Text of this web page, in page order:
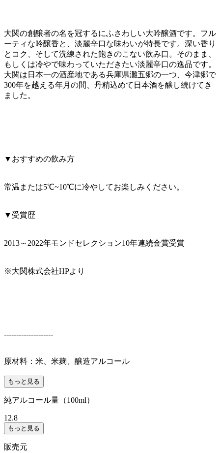
大関の創醸者の名を冠するにふさわしい大吟醸酒です。フル
ーティな吟醸香と、淡麗辛口な味わいが特長です。深い香り
とコク、そして洗練された飽きのこない飲み口。そのまま、
もしくは冷やで味わっていただきたい淡麗辛口の逸品です。
大関は日本一の酒産地である兵庫県灘五郷の一つ、今津郷で
300年を越える年月の間、丹精込めて日本酒を醸し続けてき
ました。
▼おすすめの飲み方
常温または5℃~10℃に冷やしてお楽しみください。
▼受賞歴
2013～2022年モンドセレクション10年連続金賞受賞
※大関株式会社HPより
--------------------
原材料：米、米麹、醸造アルコール
もっと見る
純アルコール量（100ml）
12.8
もっと見る
販売元